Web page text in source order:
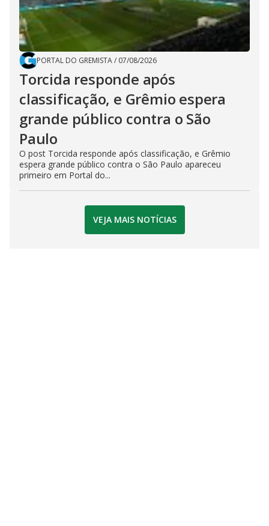
PORTAL DO GREMISTA/ 07/08/2026
Torcida responde após
classificação, e Grêmio espera
grande público contra o São
Paulo
O post Torcida responde após classificação, e Grêmio
espera grande público contra o São Paulo apareceu
primeiro em Portal do...
VEJA MAIS NOTÍCIAS